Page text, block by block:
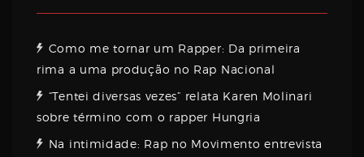
Como me tornar um Rapper: Da primeira
rima a uma produção no Rap Nacional
“Tentei diversas vezes” relata Karen Molinari
sobre término com o rapper Hungria
Na intimidade: Rap no Movimento entrevista